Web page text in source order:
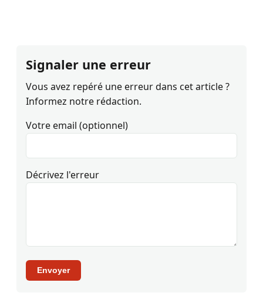
Signaler une erreur
Vous avez repéré une erreur dans cet article ?
Informez notre rédaction.
Votre email (optionnel)
Décrivez l'erreur
Envoyer